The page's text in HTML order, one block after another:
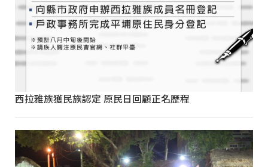
西拉雅族獲民族認定 原民日回顧正名歷程